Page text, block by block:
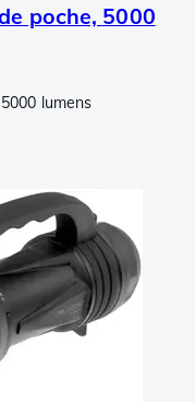
poche, 5000
lumens